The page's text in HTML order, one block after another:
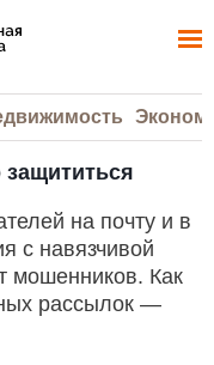
защититься
на почту и в
с навязчивой
мошенников. Как
рассылок —